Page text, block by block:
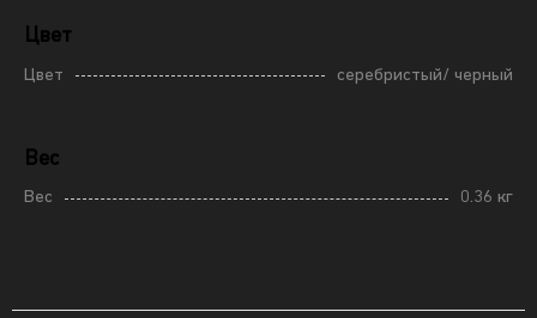
Цвет
Цвет серебристый/ черный
Вес
Вес 0.36 кг